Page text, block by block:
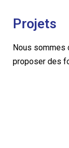
Projets
Nous sommes
proposer des